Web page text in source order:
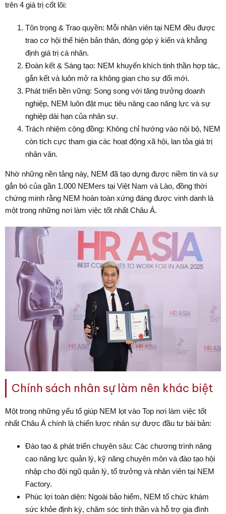
trên 4 giá trị cốt lõi:
Tôn trọng & Trao quyền: Mỗi nhân viên tại NEM đều được
trao cơ hội thể hiện bản thân, đóng góp ý kiến và khẳng
định giá trị cá nhân.
Đoàn kết & Sáng tạo: NEM khuyến khích tinh thần hợp tác,
gắn kết và luôn mở ra không gian cho sự đổi mới.
Phát triển bền vững: Song song với tăng trưởng doanh
nghiệp, NEM luôn đặt mục tiêu nâng cao năng lực và sự
nghiệp dài hạn của nhân sự.
Trách nhiệm cộng đồng: Không chỉ hướng vào nội bộ, NEM
còn tích cực tham gia các hoạt động xã hội, lan tỏa giá trị
nhân văn.
Nhờ những nền tảng này, NEM đã tạo dựng được niềm tin và sự
gắn bó của gần 1.000 NEMers tại Việt Nam và Lào, đồng thời
chứng minh rằng NEM hoàn toàn xứng đáng được vinh danh là
một trong những nơi làm việc tốt nhất Châu Á.
Chính sách nhân sự làm nên khác biệt
Một trong những yếu tố giúp NEM lọt vào Top nơi làm việc tốt
nhất Châu Á chính là chiến lược nhân sự được đầu tư bài bản:
Đào tạo & phát triển chuyên sâu: Các chương trình nâng
cao năng lực quản lý, kỹ năng chuyên môn và đào tạo hội
nhập cho đội ngũ quản lý, tổ trưởng và nhân viên tại NEM
Factory.
Phúc lợi toàn diện: Ngoài bảo hiểm, NEM tổ chức khám
sức khỏe định kỳ, chăm sóc tinh thần và hỗ trợ gia đình